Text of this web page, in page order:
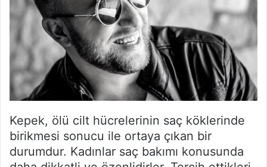
Kepek, ölü cilt hücrelerinin saç köklerinde
birikmesi sonucu ile ortaya çıkan bir
durumdur. Kadınlar saç bakımı konusunda